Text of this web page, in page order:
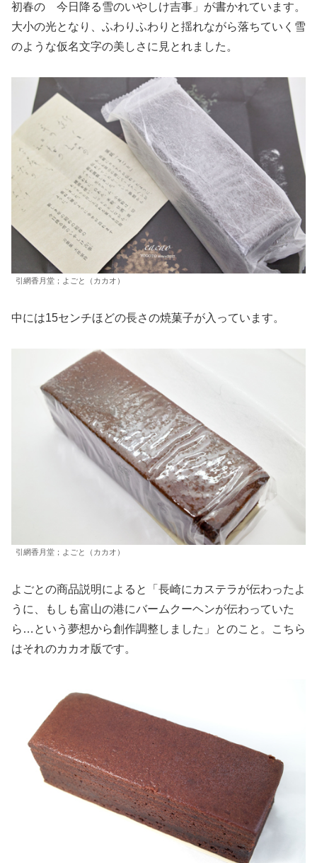
初春の 今日降る雪のいやしけ吉事」が書かれています。
大小の光となり、ふわりふわりと揺れながら落ちていく雪
のような仮名文字の美しさに見とれました。
引網香月堂；よごと（カカオ）
中には15センチほどの長さの焼菓子が入っています。
引網香月堂；よごと（カカオ）
よごとの商品説明によると「長崎にカステラが伝わったよ
うに、もしも富山の港にバームクーヘンが伝わっていた
ら…という夢想から創作調整しました」とのこと。こちら
はそれのカカオ版です。